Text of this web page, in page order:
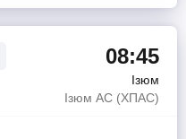
08:45
Ізюм
Ізюм АС (ХПАС)